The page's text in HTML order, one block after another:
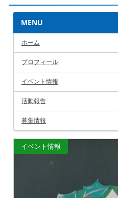
MENU
ホーム
プロフィール
イベント情報
活動報告
募集情報
イベント情報